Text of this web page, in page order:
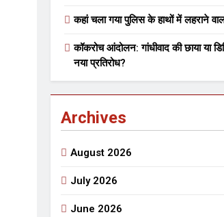
समाज सेवा मे तत्पर दानवीर परिवार
विमोचन हेतु संपर्क करें
कहां चला गया पुलिस के हाथों में लहराने
कॉकरोच आंदोलन: गांधीवाद की छाया या
नया प्रतिरोध?
Archives
August 2026
July 2026
June 2026